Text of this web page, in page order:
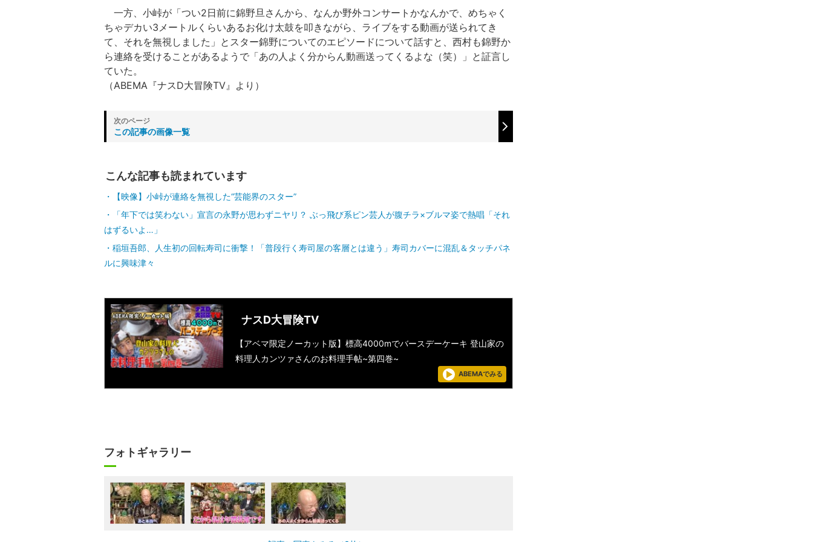
一方、小峠が「つい2日前に錦野旦さんから、なんか野外コンサートかなんかで、めちゃく
ちゃデカい3メートルくらいあるお化け太鼓を叩きながら、ライブをする動画が送られてき
て、それを無視しました」とスター錦野についてのエピソードについて話すと、西村も錦野か
ら連絡を受けることがあるようで「あの人よく分からん動画送ってくるよな（笑）」と証言し
ていた。
（ABEMA『ナスD大冒険TV』より）
この記事の画像一覧
こんな記事も読まれています
【映像】小峠が連絡を無視した“芸能界のスター”
「年下では笑わない」宣言の永野が思わずニヤリ？ ぶっ飛び系ピン芸人が腹チラ×ブルマ姿で熱唱「それ
はずるいよ…」
稲垣吾郎、人生初の回転寿司に衝撃！「普段行く寿司屋の客層とは違う」寿司カバーに混乱＆タッチパネ
ルに興味津々
ナスD大冒険TV
【アベマ限定ノーカット版】標高4000mでバースデーケーキ 登山家の
料理人カンツァさんのお料理手帖~第四巻~
ABEMAでみる
フォトギャラリー